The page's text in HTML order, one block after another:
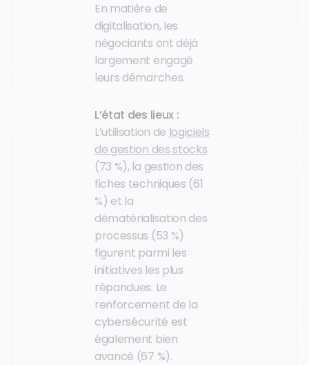
En matière de
digitalisation, les
négociants ont déjà
largement engagé
leurs démarches.
L’état des lieux :
L’utilisation de logiciels
de gestion des stocks
(73 %), la gestion des
fiches techniques (61
%) et la
dématérialisation des
processus (53 %)
figurent parmi les
initiatives les plus
répandues. Le
renforcement de la
cybersécurité est
également bien
avancé (67 %).